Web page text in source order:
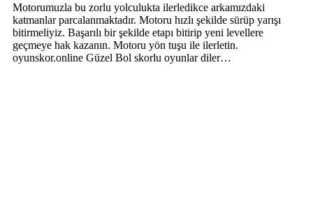
Motorumuzla bu zorlu yolculukta ilerledikce arkamızdaki
katmanlar parcalanmaktadır. Motoru hızlı şekilde sürüp yarışı
bitirmeliyiz. Başarılı bir şekilde etapı bitirip yeni levellere
geçmeye hak kazanın. Motoru yön tuşu ile ilerletin.
oyunskor.online Güzel Bol skorlu oyunlar diler…